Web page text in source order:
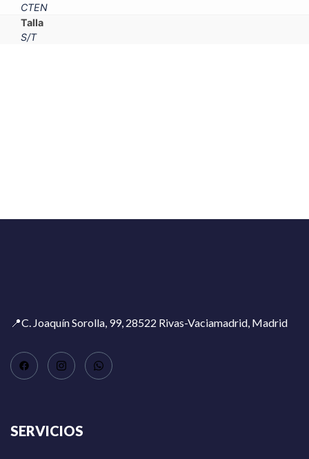
CTEN
Talla
S/T
📍C. Joaquín Sorolla, 99, 28522 Rivas-Vaciamadrid, Madrid
SERVICIOS